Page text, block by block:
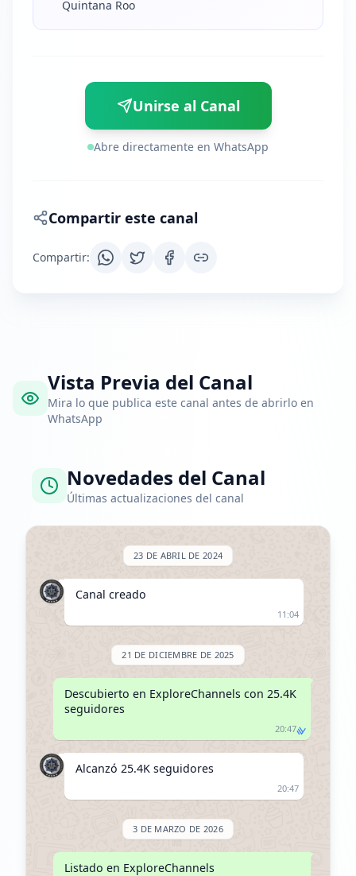
Quintana Roo
Unirse al Canal
Abre directamente en WhatsApp
Compartir este canal
Compartir:
Vista Previa del Canal
Mira lo que publica este canal antes de abrirlo en
WhatsApp
Novedades del Canal
Últimas actualizaciones del canal
23 DE ABRIL DE 2024
Canal creado
11:04
21 DE DICIEMBRE DE 2025
Descubierto en ExploreChannels con 25.4K
seguidores
20:47
Alcanzó 25.4K seguidores
20:47
3 DE MARZO DE 2026
Listado en ExploreChannels